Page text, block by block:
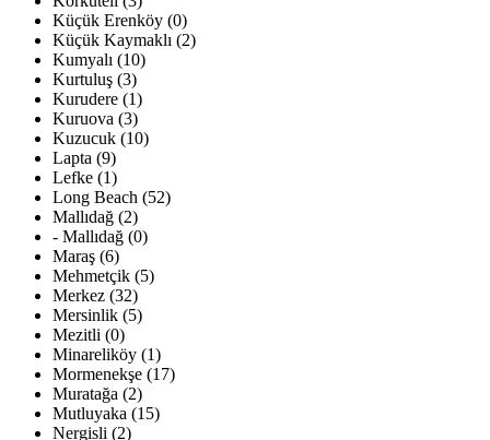
Küçük Erenköy (0)
Küçük Kaymaklı (2)
Kumyalı (10)
Kurtuluş (3)
Kurudere (1)
Kuruova (3)
Kuzucuk (10)
Lapta (9)
Lefke (1)
Long Beach (52)
Mallıdağ (2)
- Mallıdağ (0)
Maraş (6)
Mehmetçik (5)
Merkez (32)
Mersinlik (5)
Mezitli (0)
Minareliköy (1)
Mormenekşe (17)
Muratağa (2)
Mutluyaka (15)
Nergisli (2)